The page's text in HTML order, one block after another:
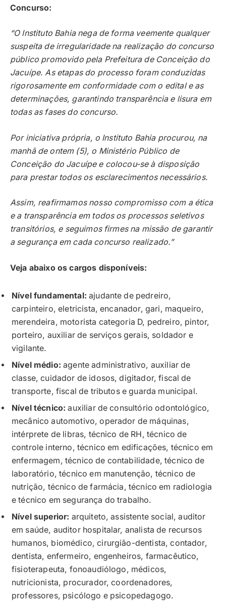
Concurso:
“O Instituto Bahia nega de forma veemente qualquer
suspeita de irregularidade na realização do concurso
público promovido pela Prefeitura de Conceição do
Jacuípe. As etapas do processo foram conduzidas
rigorosamente em conformidade com o edital e as
determinações, garantindo transparência e lisura em
todas as fases do concurso.
Por iniciativa própria, o Instituto Bahia procurou, na
manhã de ontem (5), o Ministério Público de
Conceição do Jacuípe e colocou-se à disposição
para prestar todos os esclarecimentos necessários.
Assim, reafirmamos nosso compromisso com a ética
e a transparência em todos os processos seletivos
transitórios, e seguimos firmes na missão de garantir
a segurança em cada concurso realizado.”
Veja abaixo os cargos disponíveis:
Nível fundamental: ajudante de pedreiro,
carpinteiro, eletricista, encanador, gari, maqueiro,
merendeira, motorista categoria D, pedreiro, pintor,
porteiro, auxiliar de serviços gerais, soldador e
vigilante.
Nível médio: agente administrativo, auxiliar de
classe, cuidador de idosos, digitador, fiscal de
transporte, fiscal de tributos e guarda municipal.
Nível técnico:auxiliar de consultório odontológico,
mecânico automotivo, operador de máquinas,
intérprete de libras, técnico de RH, técnico de
controle interno, técnico em edificações, técnico em
enfermagem, técnico de contabilidade, técnico de
laboratório, técnico em manutenção, técnico de
nutrição, técnico de farmácia, técnico em radiologia
e técnico em segurança do trabalho.
Nível superior: arquiteto, assistente social, auditor
em saúde, auditor hospitalar, analista de recursos
humanos, biomédico, cirurgião-dentista, contador,
dentista, enfermeiro, engenheiros, farmacêutico,
fisioterapeuta, fonoaudiólogo, médicos,
nutricionista, procurador, coordenadores,
professores, psicólogo e psicopedagogo.